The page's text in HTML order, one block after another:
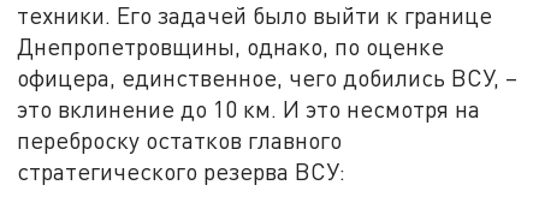
техники. Его задачей было выйти к границе
Днепропетровщины, однако, по оценке
офицера, единственное, чего добились ВСУ, –
это вклинение до 10 км. И это несмотря на
переброску остатков главного
стратегического резерва ВСУ: